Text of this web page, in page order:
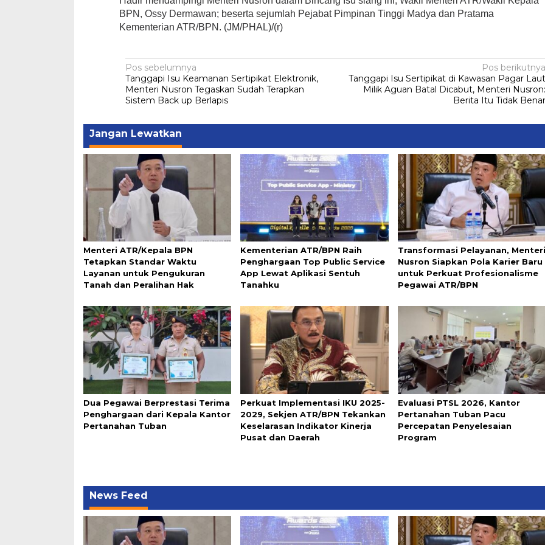
BPN, Ossy Dermawan; beserta sejumlah Pejabat Pimpinan Tinggi Madya dan Pratama
Kementerian ATR/BPN. (JM/PHAL)/(r)
Navigasi
pos
Pos sebelumnya
Tanggapi Isu Keamanan Sertipikat Elektronik,
Menteri Nusron Tegaskan Sudah Terapkan
Sistem Back up Berlapis
Pos berikutnya
Tanggapi Isu Sertipikat di Kawasan Pagar Laut
Milik Aguan Batal Dicabut, Menteri Nusron:
Berita Itu Tidak Benar
Jangan Lewatkan
Menteri ATR/Kepala BPN
Tetapkan Standar Waktu
Layanan untuk Pengukuran
Tanah dan Peralihan Hak
Kementerian ATR/BPN Raih
Penghargaan Top Public Service
App Lewat Aplikasi Sentuh
Tanahku
Transformasi Pelayanan, Menteri
Nusron Siapkan Pola Karier Baru
untuk Perkuat Profesionalisme
Pegawai ATR/BPN
Dua Pegawai Berprestasi Terima
Penghargaan dari Kepala Kantor
Pertanahan Tuban
Perkuat Implementasi IKU 2025-
2029, Sekjen ATR/BPN Tekankan
Keselarasan Indikator Kinerja
Pusat dan Daerah
Evaluasi PTSL 2026, Kantor
Pertanahan Tuban Pacu
Percepatan Penyelesaian
Program
News Feed